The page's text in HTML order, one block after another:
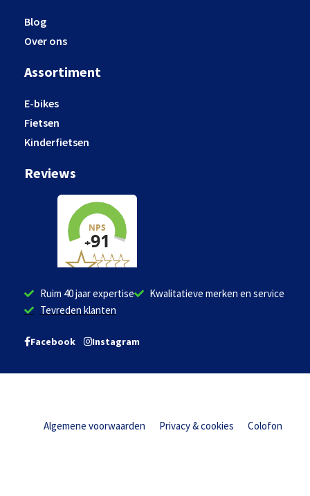
Blog
Over ons
Assortiment
E-bikes
Fietsen
Kinderfietsen
Reviews
Ruim 40 jaar expertise
Kwalitatieve merken en service
Tevreden klanten
Facebook Instagram
Algemene voorwaarden Privacy & cookies Colofon